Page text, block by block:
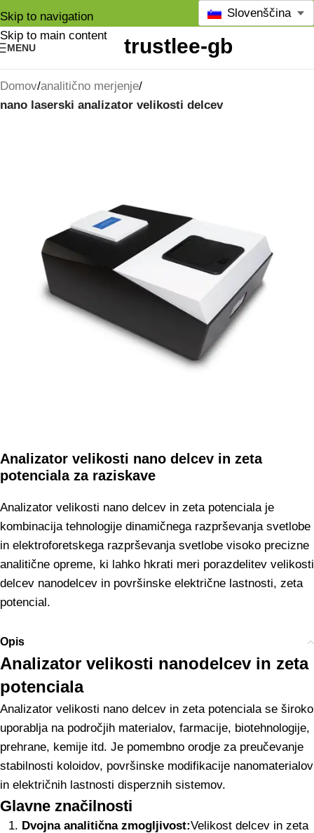
Skip to navigation
Skip to main content
MENU
Slovenščina
Domov analitično merjenje
nano laserski analizator velikosti delcev
Analizator velikosti nano delcev in zeta
potenciala za raziskave
Analizator velikosti nano delcev in zeta potenciala je
kombinacija tehnologije dinamičnega razprševanja svetlobe
in elektroforetskega razprševanja svetlobe visoko precizne
analitične opreme, ki lahko hkrati meri porazdelitev velikosti
delcev nanodelcev in površinske električne lastnosti, zeta
potencial.
Opis
Analizator velikosti nanodelcev in zeta
potenciala
Analizator velikosti nano delcev in zeta potenciala se široko
uporablja na področjih materialov, farmacije, biotehnologije,
prehrane, kemije itd. Je pomembno orodje za preučevanje
stabilnosti koloidov, površinske modifikacije nanomaterialov
in električnih lastnosti disperznih sistemov.
Glavne značilnosti
Dvojna analitična zmogljivost:Velikost delcev in zeta